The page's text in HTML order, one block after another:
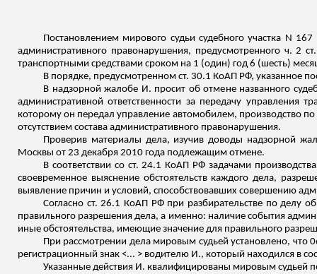
Постановлением мирового судьи судебного участка N
административного правонарушения, предусмотренного ч. 2
транспортными средствами сроком на 1 (один) год 6 (шесть)
В порядке, предусмотренном ст. 30.1 КоАП РФ, указанное
В надзорной жалобе И. просит об отмене названного
административной ответственности за передачу
которому он передал управление автомобилем, производство
отсутствием состава административного правонарушения.
Проверив материалы дела, изучив доводы надзорной
Москвы от 23 декабря 2010 года подлежащим отмене.
В соответствии со ст. 24.1 КоАП РФ задачами
своевременное выяснение обстоятельств каждого дела,
выявление причин и условий, способствовавших совершению
Согласно ст. 26.1 КоАП РФ при разбирательстве по делу
правильного разрешения дела, а именно: наличие события
иные обстоятельства, имеющие значение для правильного
При рассмотрении дела мировым судьей установлено, что
регистрационный знак <... > водителю И., который находился в
Указанные действия И. квалифицированы мировым судьей